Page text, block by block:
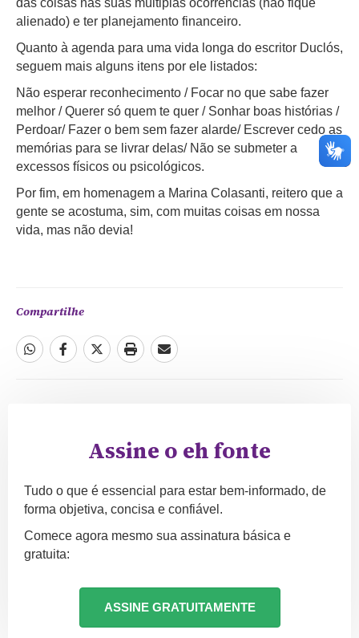
das coisas nas suas múltiplas ocorrências (não fique
alienado) e ter planejamento financeiro.
Quanto à agenda para uma vida longa do escritor Duclós,
seguem mais alguns itens por ele listados:
Não esperar reconhecimento / Focar no que sabe fazer
melhor / Querer só quem te quer / Sonhar boas histórias /
Perdoar/ Fazer o bem sem fazer alarde/ Escrever cedo as
memórias para se livrar delas/ Não se submeter a
excessos físicos ou psicológicos.
Por fim, em homenagem a Marina Colasanti, reitero que a
gente se acostuma, sim, com muitas coisas em nossa
vida, mas não devia!
Compartilhe
Assine o eh fonte
Tudo o que é essencial para estar bem-informado, de
forma objetiva, concisa e confiável.
Comece agora mesmo sua assinatura básica e
gratuita:
ASSINE GRATUITAMENTE